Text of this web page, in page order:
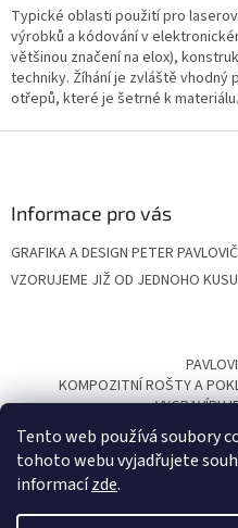
Tento web používá soubory
tohoto webu vyjadřujete
informacízde.
Typické oblasti použitípro
výrobků a kódovánív
většinou značení na elox),
techniky. Žíháníje zvláště vhodný
otřepů, které je šetrné kmateriálu.
Informace pro vás
GRAFIKA A DESIGN PETER PAVLOVIČ
VZORUJEME JIŽ OD JEDNOHO KUSU
KOMPOZITNÍ ROŠTY A